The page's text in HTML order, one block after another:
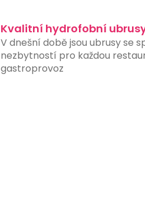
ručního zadávání čísel účtů,
a urychluje proces platby.
instituce nyní nabízejí
skenování QR kódů přímo ve
Kvalitní hydrofobní
V dnešní době jsou ubrusy se
nezbytností pro každou
gastroprovoz